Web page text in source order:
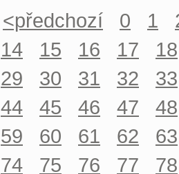
<předchozí 0 1
14 15 16 17
18
29 30 31 32
33
44 45 46 47
48
59 60 61 62
63
74 75 76 77
78